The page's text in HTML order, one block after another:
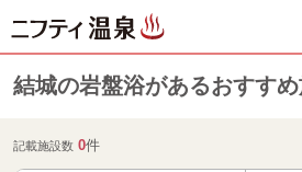
結城の岩盤浴があるおすす
記載施設数 0件